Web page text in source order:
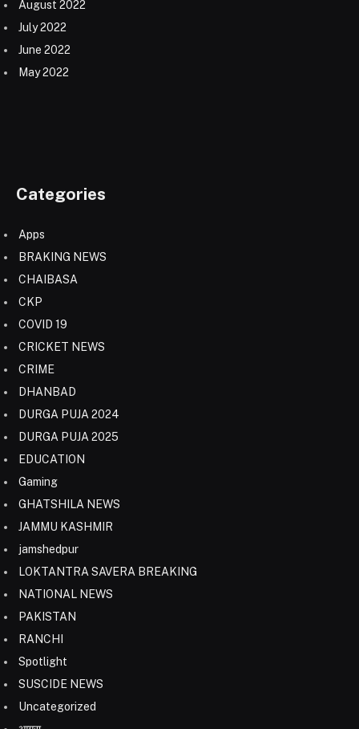
August 2022
July 2022
June 2022
May 2022
Categories
Apps
BRAKING NEWS
CHAIBASA
CKP
COVID 19
CRICKET NEWS
CRIME
DHANBAD
DURGA PUJA 2024
DURGA PUJA 2025
EDUCATION
Gaming
GHATSHILA NEWS
JAMMU KASHMIR
jamshedpur
LOKTANTRA SAVERA BREAKING
NATIONAL NEWS
PAKISTAN
RANCHI
Spotlight
SUSCIDE NEWS
Uncategorized